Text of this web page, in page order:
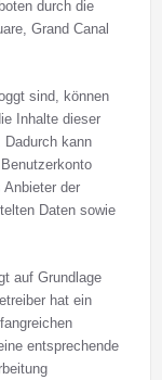
durch die
Grand Canal
sind, können
Inhalte dieser
kann
der
Daten sowie
auf Grundlage
hat ein
entsprechende